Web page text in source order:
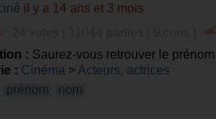
il y a 14 ans et 3 mois
: Saurez-vous retrouver le
: Cinéma > Acteurs, actrices
prénom nom